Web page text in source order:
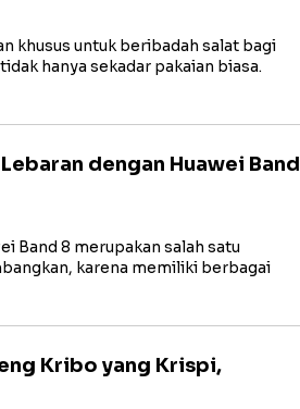
khusus untuk beribadah salat bagi
hanya sekadar pakaian biasa.
dengan Huawei Band
Band 8 merupakan salah satu
karena memiliki berbagai
Kribo yang Krispi,